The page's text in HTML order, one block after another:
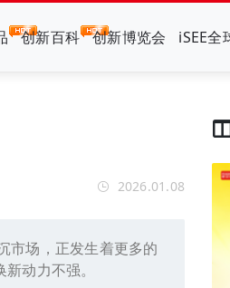
创新百科 创新博览会 iSEE全
2026.01.08
市场，正发生着更多的
动力不强。